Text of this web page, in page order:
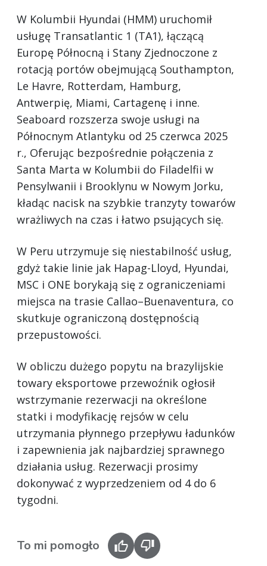
W Kolumbii Hyundai (HMM) uruchomił
usługę Transatlantic 1 (TA1), łączącą
Europę Północną i Stany Zjednoczone z
rotacją portów obejmującą Southampton,
Le Havre, Rotterdam, Hamburg,
Antwerpię, Miami, Cartagenę i inne.
Seaboard rozszerza swoje usługi na
Północnym Atlantyku od 25 czerwca 2025
r., Oferując bezpośrednie połączenia z
Santa Marta w Kolumbii do Filadelfii w
Pensylwanii i Brooklynu w Nowym Jorku,
kładąc nacisk na szybkie tranzyty towarów
wrażliwych na czas i łatwo psujących się.
W Peru utrzymuje się niestabilność usług,
gdyż takie linie jak Hapag-Lloyd, Hyundai,
MSC i ONE borykają się z ograniczeniami
miejsca na trasie Callao–Buenaventura, co
skutkuje ograniczoną dostępnością
przepustowości.
W obliczu dużego popytu na brazylijskie
towary eksportowe przewoźnik ogłosił
wstrzymanie rezerwacji na określone
statki i modyfikację rejsów w celu
utrzymania płynnego przepływu ładunków
i zapewnienia jak najbardziej sprawnego
działania usług. Rezerwacji prosimy
dokonywać z wyprzedzeniem od 4 do 6
tygodni.
To mi pomogło